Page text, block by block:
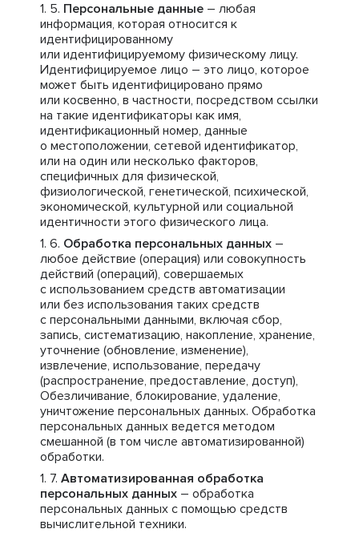
Персональные данные – любая
информация, которая относится к
идентифицированному
или идентифицируемому физическому лицу.
Идентифицируемое лицо – это лицо, которое
может быть идентифицировано прямо
или косвенно, в частности, посредством ссылки
на такие идентификаторы как имя,
идентификационный номер, данные
о местоположении, сетевой идентификатор,
или на один или несколько факторов,
специфичных для физической,
физиологической, генетической, психической,
экономической, культурной или социальной
идентичности этого физического лица.
Обработка персональных данных –
любое действие (операция) или совокупность
действий (операций), совершаемых
с использованием средств автоматизации
или без использования таких средств
с персональными данными, включая сбор,
запись, систематизацию, накопление, хранение,
уточнение (обновление, изменение),
извлечение, использование, передачу
(распространение, предоставление, доступ),
Обезличивание, блокирование, удаление,
уничтожение персональных данных. Обработка
персональных данных ведется методом
смешанной (в том числе автоматизированной)
обработки.
Автоматизированная обработка
персональных данных – обработка
персональных данных с помощью средств
вычислительной техники.